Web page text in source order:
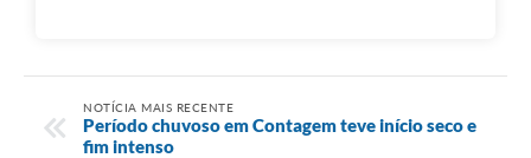
NOTÍCIA MAIS RECENTE
Período chuvoso em Contagem teve início seco e
fim intenso